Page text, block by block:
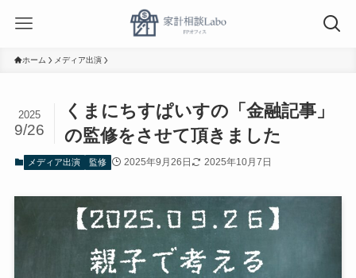
ホーム メディア出演
くまにちすぱいすの「金融記事」
の監修をさせて頂きました
2025
9/26
メディア出演 監修 2025年9月26日 2025年10月7日